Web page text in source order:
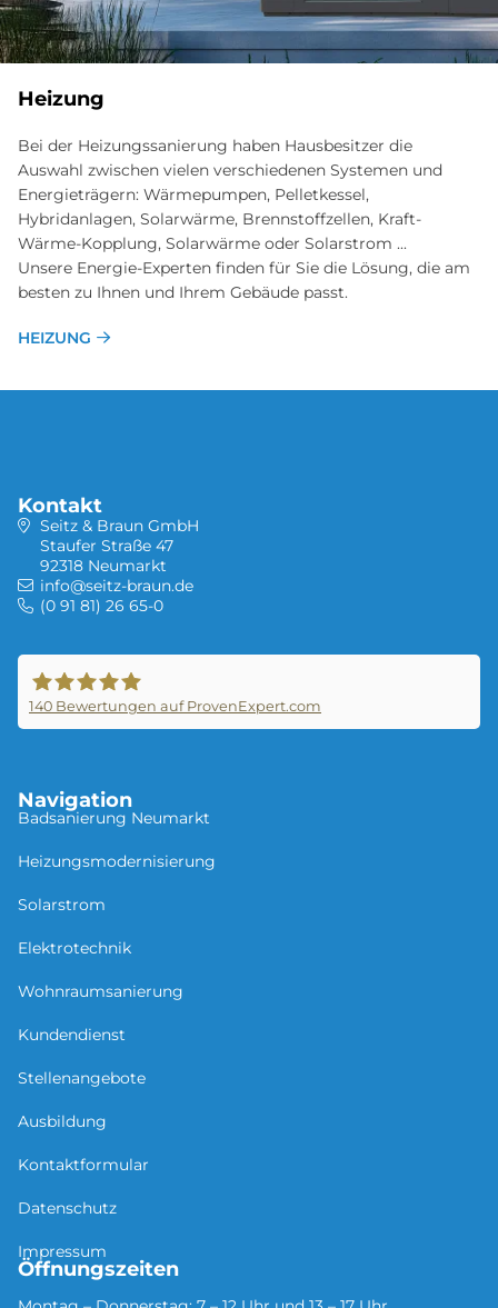
Heizung
Bei der Heizungssanierung haben Hausbesitzer die
Auswahl zwischen vielen verschiedenen Systemen und
Energieträgern: Wärmepumpen, Pelletkessel,
Hybridanlagen, Solarwärme, Brennstoffzellen, Kraft-
Wärme-Kopplung, Solarwärme oder Solarstrom ...
Unsere Energie-Experten finden für Sie die Lösung, die am
besten zu Ihnen und Ihrem Gebäude passt.
HEIZUNG
Kontakt
Seitz & Braun GmbH
Staufer Straße 47
92318 Neumarkt
info@seitz-braun.de
(0 91 81) 26 65-0
140 Bewertungen auf ProvenExpert.com
Navigation
Badsanierung Neu­mar­kt
Heizungsmodernisierung
Solarstrom
Elektrotechnik
Wohnraumsanierung
Kundendienst
Stellenangebote
Ausbildung
Kontaktformular
Datenschutz
Impressum
Öffnungszeiten